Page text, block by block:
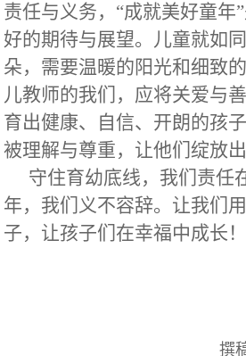
责任与义务，“成就美好童年
好的期待与展望。儿童就如
朵，需要温暖的阳光和细致
儿教师的我们，应将关爱与
育出健康、自信、开朗的孩
被理解与尊重，让他们绽放
守住育幼底线，我们责任
年，我们义不容辞。让我们
子，让孩子们在幸福中成长！
撰